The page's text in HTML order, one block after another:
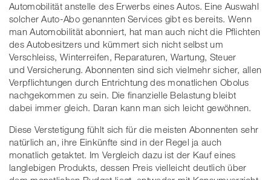
Automobilität anstelle des Erwerbs eines Autos. Eine Auswahl
solcher Auto-Abo genannten Services gibt es bereits. Wenn
man Automobilität abonniert, hat man auch nicht die Pflichten
des Autobesitzers und kümmert sich nicht selbst um
Verschleiss, Winterreifen, Reparaturen, Wartung, Steuer
und Versicherung. Abonnenten sind sich vielmehr sicher, allen
Verpflichtungen durch Entrichtung des monatlichen Obolus
nachgekommen zu sein. Die finanzielle Belastung bleibt
dabei immer gleich. Daran kann man sich leicht gewöhnen.
Diese Verstetigung fühlt sich für die meisten Abonnenten sehr
natürlich an, ihre Einkünfte sind in der Regel ja auch
monatlich getaktet. Im Vergleich dazu ist der Kauf eines
langlebigen Produkts, dessen Preis vielleicht deutlich über